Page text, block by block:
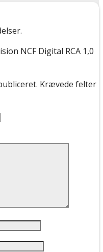
NCF Digital RCA 1,0
Krævede felter